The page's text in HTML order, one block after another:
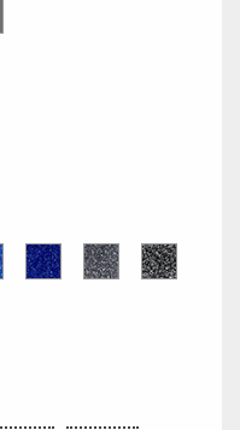
Scuro
Blu
Zaffiro
Blu
Cobalto
Grigio
Glitter
Nero
Glitter